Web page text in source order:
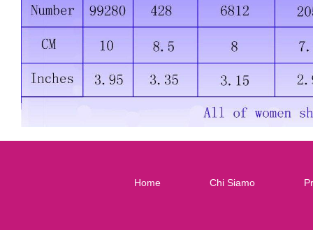
Home Chi Siamo